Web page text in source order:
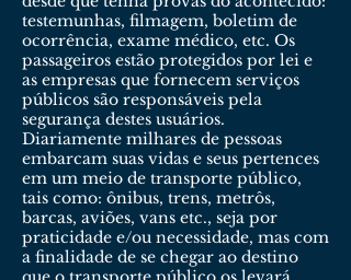
testemunhas, filmagem, boletim de
ocorrência, exame médico, etc. Os
passageiros estão protegidos por lei e
as empresas que fornecem serviços
públicos são responsáveis pela
segurança destes usuários.
Diariamente milhares de pessoas
embarcam suas vidas e seus pertences
em um meio de transporte público,
tais como: ônibus, trens, metrôs,
barcas, aviões, vans etc., seja por
praticidade e/ou necessidade, mas com
a finalidade de se chegar ao destino